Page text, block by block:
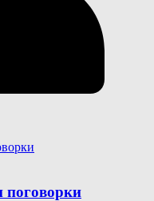
поговорки